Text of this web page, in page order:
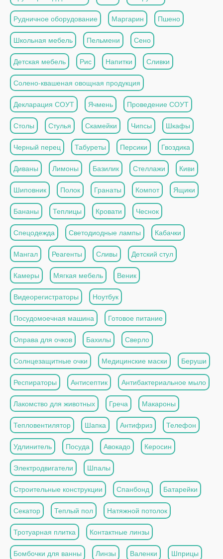
Рудничное оборудование Маргарин Пшено
Школьная мебель Пельмени Сено
Детская мебель Рис Напитки Сливки
Солено-квашеная овощная продукция
Декларация СОУТ Ячмень Проведение СОУТ
Столы Стулья Скамейки Чипсы Шкафы
Черный перец Табуреты Персики Гвоздика
Диваны Лимоны Базилик Стеллажи Киви
Шиповник Полок Гранаты Компот Ящики
Бананы Теплицы Кровати Чеснок
Спецодежда Светодиодные лампы Кабачки
Мангал Реагенты Сливы Детский стул
Камеры Мягкая мебель Веник
Видеорегистраторы Ноутбук
Посудомоечная машина Готовое питание
Оправа для очков Бахилы Сверло
Солнцезащитные очки Медицинские маски Беруши
Респираторы Антисептик Антибактериальное мыло
Лакомство для животных Греча Макароны
Тепловентилятор Шапка Антифриз Телефон
Удлинитель Посуда Авокадо Керосин
Электродвигатели Шпалы
Строительные конструкции Спанбонд Батарейки
Секатор Теплый пол Натяжной потолок
Тротуарная плитка Контактные линзы
Бомбочки для ванны Линзы Валенки Шприцы